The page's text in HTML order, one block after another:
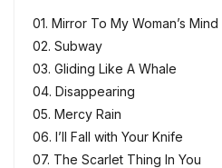
01. Mirror To My Woman’s Mind
02. Subway
03. Gliding Like A Whale
04. Disappearing
05. Mercy Rain
06. I’ll Fall with Your Knife
07. The Scarlet Thing In You